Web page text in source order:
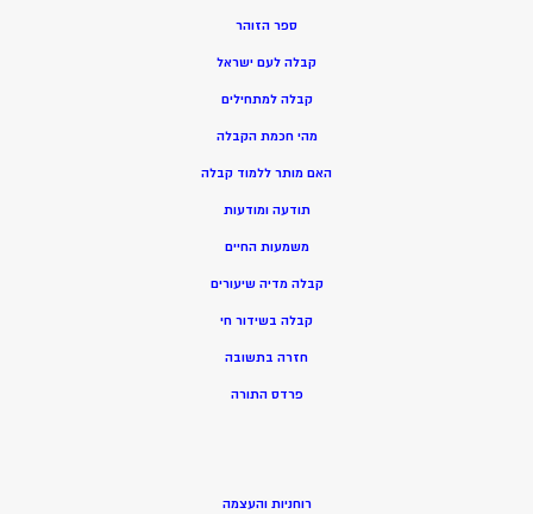
ספר הזוהר
קבלה לעם ישראל
קבלה למתחילים
מהי חכמת הקבלה
האם מותר ללמוד קבלה
תודעה ומודעות
משמעות החיים
קבלה מדיה שיעורים
קבלה בשידור חי
חזרה בתשובה
פרדס התורה
רוחניות והעצמה